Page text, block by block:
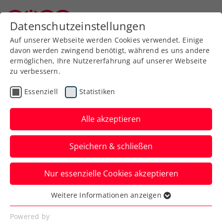
Zurück zur Newsübersicht
Turniere
ITF Trient: Oberleitner
verbucht ersten
Saisontitel
Das ÖTV-Ass sichert sich im Norden
Italiens in Südtirol einmal mehr einen
Doppelpokal.
Verfasst von: Manuel Wachta, 26.02.2024
Datenschutzeinstellungen
Auf unserer Webseite werden Cookies verwendet. Einige
davon werden zwingend benötigt, während es uns andere
ermöglichen, Ihre Nutzererfahrung auf unserer Webseite
zu verbessern.
Essenziell Statistiken
Alle akzeptieren
Speichern & schließen
Nur essenzielle Cookies akzeptieren
Essenziell
Essenzielle Cookies werden für grundlegende
Weitere Informationen anzeigen
Powered by